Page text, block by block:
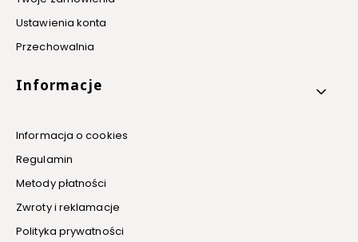
Ustawienia konta
Przechowalnia
Informacje
Informacja o cookies
Regulamin
Metody płatności
Zwroty i reklamacje
Polityka prywatności